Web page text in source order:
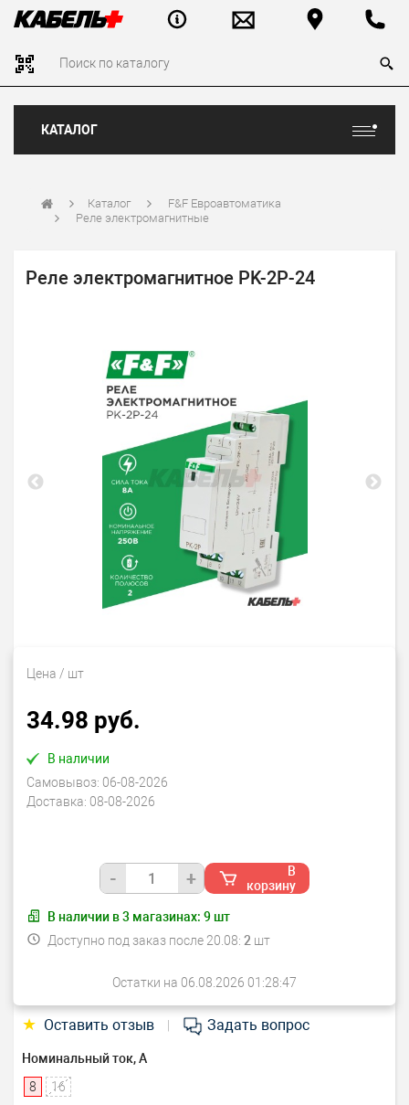
КАТАЛОГ
Каталог
F&F Евроавтоматика
Реле электромагнитные
Реле электромагнитное PK-2P-24
Цена / шт
34.98 руб.
В наличии
Самовывоз: 06-08-2026
Доставка: 08-08-2026
- +
В
корзину
В наличии в3 магазинах: 9шт
Доступно под заказ после 20.08: 2 шт
Остатки на 06.08.2026 01:28:47
★ Оставить отзыв Задать вопрос
Номинальный ток, А
8
16